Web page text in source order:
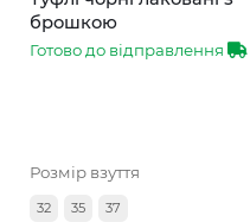
брошкою
Готово до відправлення
Розмір взуття
32 35 37